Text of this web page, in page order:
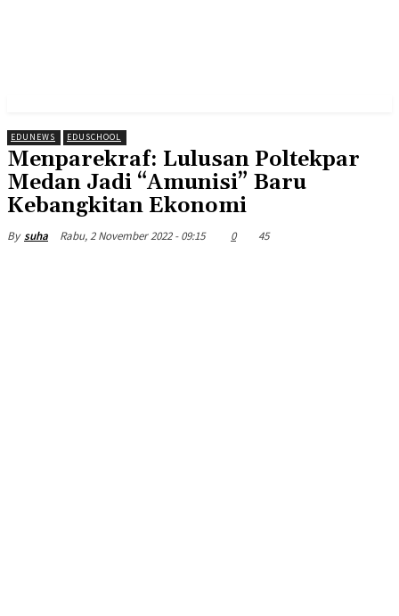
EDUNEWS EDUSCHOOL
Menparekraf: Lulusan Poltekpar
Medan Jadi “Amunisi” Baru
Kebangkitan Ekonomi
By suha Rabu, 2 November 2022 - 09:15 0 45